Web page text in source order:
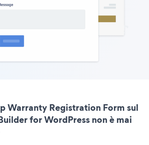
Warranty Registration Form sul
for WordPress non è mai